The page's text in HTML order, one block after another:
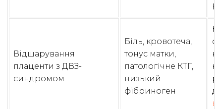
Відшарування
плаценти з ДВЗ-
синдромом
Біль, кровотеча,
тонус матки,
патологічне КТГ,
низький
фібриноген